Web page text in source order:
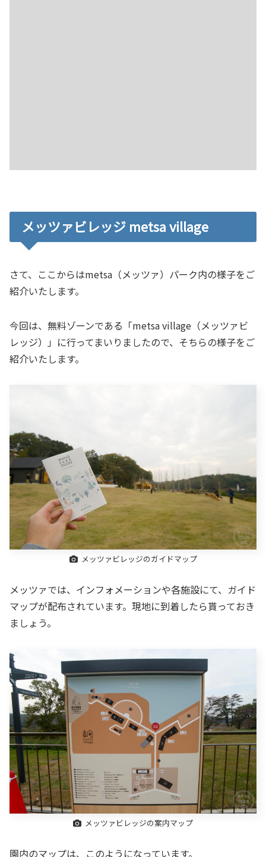
メッツァビレッジ metsa village
さて、ここからはmetsa（メッツァ）パーク内の様子をご
紹介いたします。
今回は、無料ゾーンである「metsa village（メッツァビ
レッジ）」に行ってまいりましたので、そちらの様子をご
紹介いたします。
メッツァビレッジのガイドマップ
メッツァでは、インフォメーションや各施設にて、ガイド
マップが配布されています。現地に到着したら貰っておき
ましょう。
メッツァビレッジの案内マップ
園内のマップは、このようになっています。